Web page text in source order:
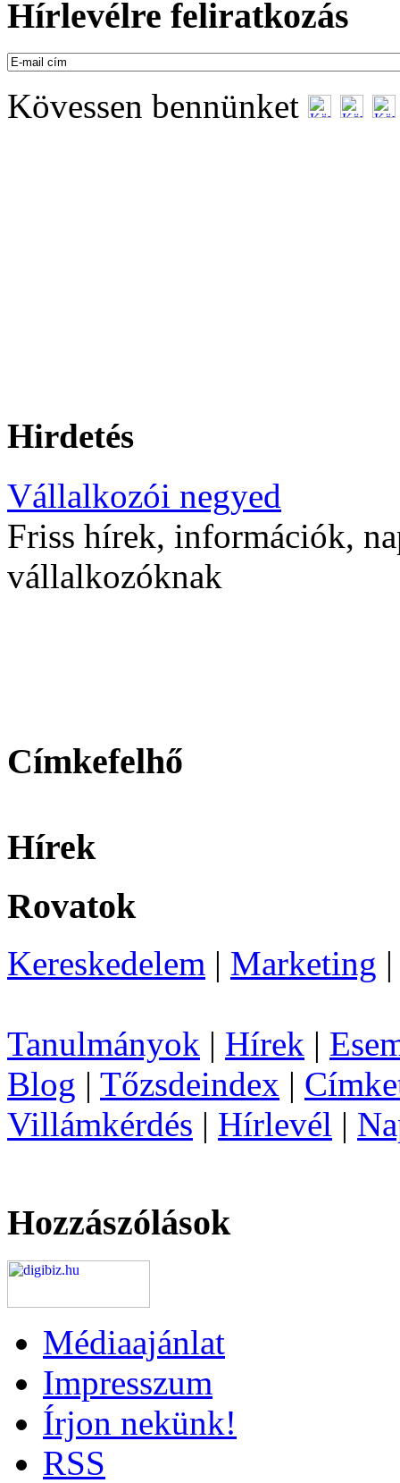
Hírlevélre feliratkozás
Kövessen bennünket
Hirdetés
Vállalkozói negyed
Friss hírek, információk,
vállalkozóknak
Címkefelhő
Hírek
Rovatok
Kereskedelem | Marketing
Tanulmányok | Hírek |
Blog | Tőzsdeindex |
Villámkérdés | Hírlevél |
Hozzászólások
Médiaajánlat
Impresszum
Írjon nekünk!
RSS